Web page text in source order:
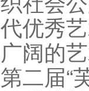
代优秀
广阔的
第二届“